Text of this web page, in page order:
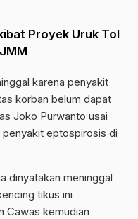
Proyek Uruk Tol
karena penyakit
korban belum dapat
Joko Purwanto usai
eptospirosis di
dinyatakan meninggal
tikus ini
Cawas kemudian